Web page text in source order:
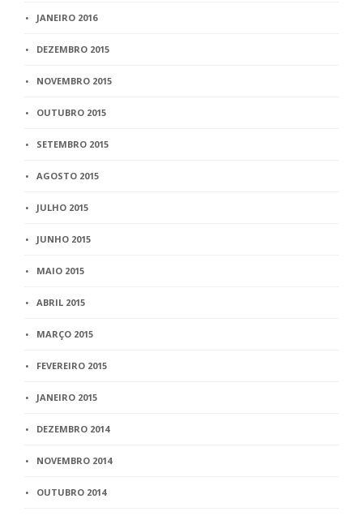
JANEIRO 2016
DEZEMBRO 2015
NOVEMBRO 2015
OUTUBRO 2015
SETEMBRO 2015
AGOSTO 2015
JULHO 2015
JUNHO 2015
MAIO 2015
ABRIL 2015
MARÇO 2015
FEVEREIRO 2015
JANEIRO 2015
DEZEMBRO 2014
NOVEMBRO 2014
OUTUBRO 2014